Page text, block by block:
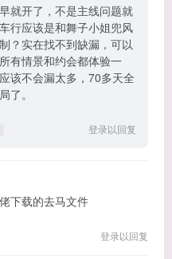
就开了，不是主线问题就
行应该是和舞子小姐兜风
？实在找不到缺漏，可以
有情景和约会都体验一
该不会漏太多，70多天全
了。
登录以回复
下载的去马文件
登录以回复